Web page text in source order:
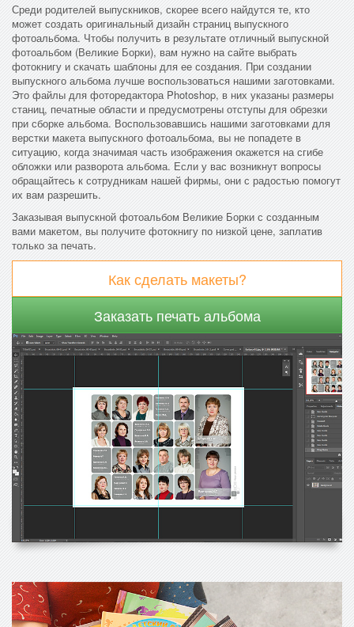
Среди родителей выпускников, скорее всего найдутся те, кто
может создать оригинальный дизайн страниц выпускного
фотоальбома. Чтобы получить в результате отличный выпускной
фотоальбом (Великие Борки), вам нужно на сайте выбрать
фотокнигу и скачать шаблоны для ее создания. При создании
выпускного альбома лучше воспользоваться нашими заготовками.
Это файлы для фоторедактора Photoshop, в них указаны размеры
станиц, печатные области и предусмотрены отступы для обрезки
при сборке альбома. Воспользовавшись нашими заготовками для
верстки макета выпускного фотоальбома, вы не попадете в
ситуацию, когда значимая часть изображения окажется на сгибе
обложки или разворота альбома. Если у вас возникнут вопросы
обращайтесь к сотрудникам нашей фирмы, они с радостью помогут
их вам разрешить.
Заказывая выпускной фотоальбом Великие Борки с созданным
вами макетом, вы получите фотокнигу по низкой цене, заплатив
только за печать.
Как сделать макеты?
Заказать печать альбома